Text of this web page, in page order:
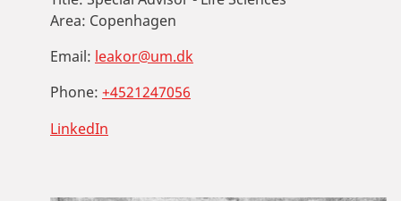
Area: Copenhagen
Email: leakor@um.dk
Phone: +4521247056
LinkedIn